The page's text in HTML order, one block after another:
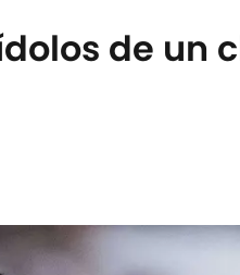
de un